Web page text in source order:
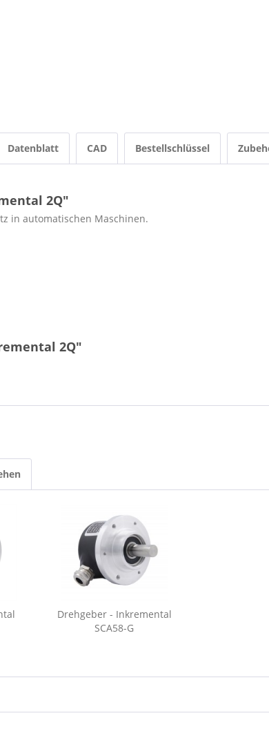
Datenblatt CAD Bestellschlüssel
2Q"
in automatischen Maschinen.
2Q"
Drehgeber - Inkremental
SCA58-G